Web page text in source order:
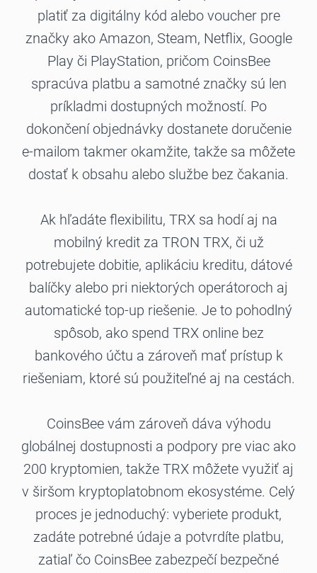
platiť za digitálny kód alebo voucher pre
značky ako Amazon, Steam, Netflix, Google
Play či PlayStation, pričom CoinsBee
spracúva platbu a samotné značky sú len
príkladmi dostupných možností. Po
dokončení objednávky dostanete doručenie
e-mailom takmer okamžite, takže sa môžete
dostať k obsahu alebo službe bez čakania.
Ak hľadáte flexibilitu, TRX sa hodí aj na
mobilný kredit za TRON TRX, či už
potrebujete dobitie, aplikáciu kreditu, dátové
balíčky alebo pri niektorých operátoroch aj
automatické top-up riešenie. Je to pohodlný
spôsob, ako spend TRX online bez
bankového účtu a zároveň mať prístup k
riešeniam, ktoré sú použiteľné aj na cestách.
CoinsBee vám zároveň dáva výhodu
globálnej dostupnosti a podpory pre viac ako
200 kryptomien, takže TRX môžete využiť aj
v širšom kryptoplatobnom ekosystéme. Celý
proces je jednoduchý: vyberiete produkt,
zadáte potrebné údaje a potvrdíte platbu,
zatiaľ čo CoinsBee zabezpečí bezpečné